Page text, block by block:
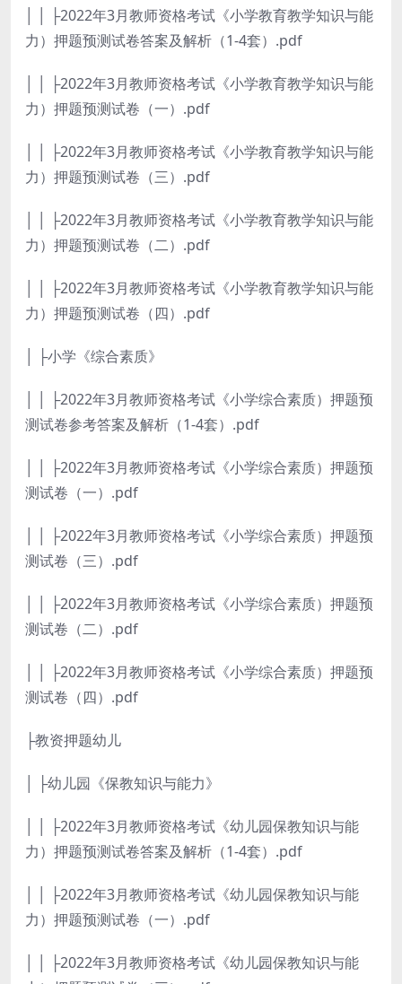
│ │ ├2022年3月教师资格考试《小学教育教学知识与能
力）押题预测试卷答案及解析（1-4套）.pdf
│ │ ├2022年3月教师资格考试《小学教育教学知识与能
力）押题预测试卷（一）.pdf
│ │ ├2022年3月教师资格考试《小学教育教学知识与能
力）押题预测试卷（三）.pdf
│ │ ├2022年3月教师资格考试《小学教育教学知识与能
力）押题预测试卷（二）.pdf
│ │ ├2022年3月教师资格考试《小学教育教学知识与能
力）押题预测试卷（四）.pdf
│ ├小学《综合素质》
│ │ ├2022年3月教师资格考试《小学综合素质）押题预
测试卷参考答案及解析（1-4套）.pdf
│ │ ├2022年3月教师资格考试《小学综合素质）押题预
测试卷（一）.pdf
│ │ ├2022年3月教师资格考试《小学综合素质）押题预
测试卷（三）.pdf
│ │ ├2022年3月教师资格考试《小学综合素质）押题预
测试卷（二）.pdf
│ │ ├2022年3月教师资格考试《小学综合素质）押题预
测试卷（四）.pdf
├教资押题幼儿
│ ├幼儿园《保教知识与能力》
│ │ ├2022年3月教师资格考试《幼儿园保教知识与能
力）押题预测试卷答案及解析（1-4套）.pdf
│ │ ├2022年3月教师资格考试《幼儿园保教知识与能
力）押题预测试卷（一）.pdf
│ │ ├2022年3月教师资格考试《幼儿园保教知识与能